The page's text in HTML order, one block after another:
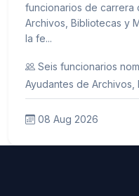
funcionarios de carrera
Archivos, Bibliotecas y
la fe...
Seis funcionarios
Ayudantes de Archivos,
08 Aug 2026